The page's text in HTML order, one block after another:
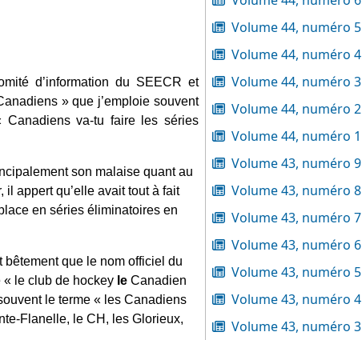
d’information du SEECR et
» que j’emploie souvent
Canadiens va-tu faire les séries
son malaise quant au
il appert qu’elle avait tout à fait
en séries éliminatoires en
bêtement que le nom officiel du
le club de hockey le Canadien
le terme « les Canadiens
Flanelle, le CH, les Glorieux,
Volume 44, numéro 5
Volume 44, numéro 4
Volume 44, numéro 3
Volume 44, numéro 2
Volume 44, numéro 1
Volume 43, numéro 9
Volume 43, numéro 8
Volume 43, numéro 7
Volume 43, numéro 6
Volume 43, numéro 5
Volume 43, numéro 4
Volume 43, numéro 3